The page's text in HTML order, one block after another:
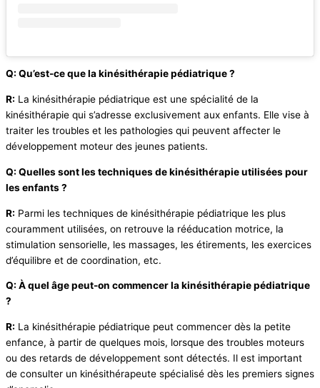
Q: Qu’est-ce que la kinésithérapie pédiatrique ?
R: La kinésithérapie pédiatrique est une spécialité de la
kinésithérapie qui s’adresse exclusivement aux enfants. Elle vise à
traiter les troubles et les pathologies qui peuvent affecter le
développement moteur des jeunes patients.
Q: Quelles sont les techniques de kinésithérapie utilisées pour
les enfants ?
R: Parmi les techniques de kinésithérapie pédiatrique les plus
couramment utilisées, on retrouve la rééducation motrice, la
stimulation sensorielle, les massages, les étirements, les exercices
d’équilibre et de coordination, etc.
Q: À quel âge peut-on commencer la kinésithérapie pédiatrique
?
R: La kinésithérapie pédiatrique peut commencer dès la petite
enfance, à partir de quelques mois, lorsque des troubles moteurs
ou des retards de développement sont détectés. Il est important
de consulter un kinésithérapeute spécialisé dès les premiers signes